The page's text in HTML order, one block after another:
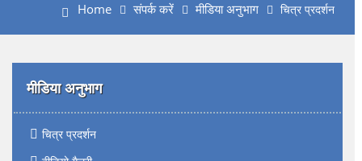
Home संपर्क करें मीडिया अनुभाग चित्र प्रदर्शन
मीडिया अनुभाग
चित्र प्रदर्शन